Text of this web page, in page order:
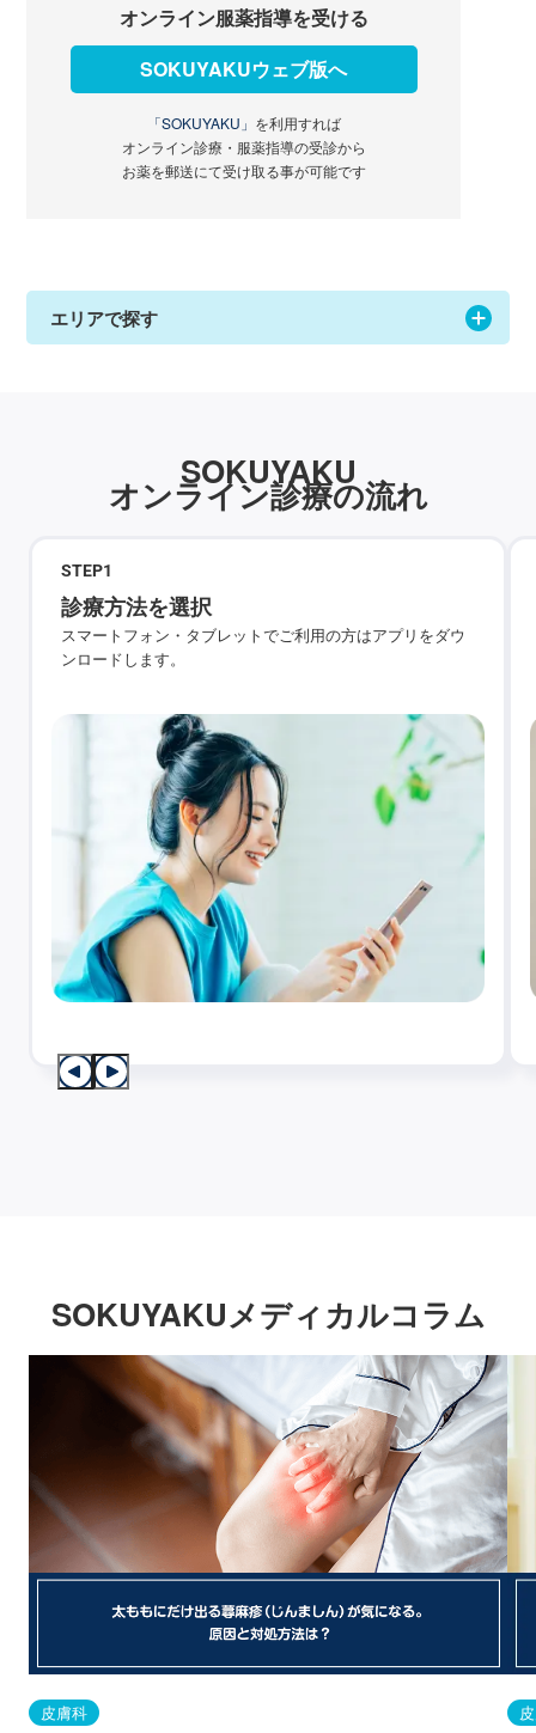
オンライン服薬指導を受ける
SOKUYAKUウェブ版へ
「SOKUYAKU」 を利用すれば
オンライン診療・服薬指導の受診から
お薬を郵送にて受け取る事が可能です
エリアで探す
SOKUYAKU
オンライン診療の流れ
STEP1
診療方法を選択
スマートフォン・タブレットでご利用の方はアプリをダウ
ンロードします。
SOKUYAKUメディカルコラム
皮膚科